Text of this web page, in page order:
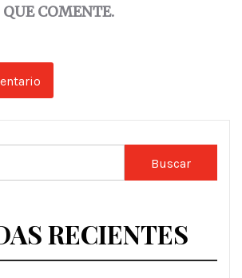
COMENTE.
RECIENTES